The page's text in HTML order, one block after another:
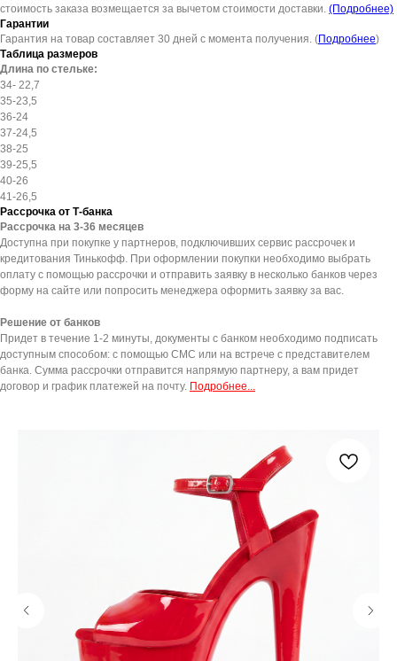
Нажимая на кнопку, вы даете согласие на обработку своих
персональных данных согласно 152-ФЗ.Подробнее
стоимость заказа возмещается за вычетом стоимости доставки. (Подробнее)
Гарантии
Гарантия на товар составляет 30 дней с момента получения. (Подробнее)
Таблица размеров
Длина по стельке:
34- 22,7
35-23,5
36-24
37-24,5
38-25
39-25,5
40-26
41-26,5
Рассрочка от Т-банка
Рассрочка на 3-36 месяцев
Доступна при покупке у партнеров, подключивших сервис рассрочек и
кредитования Тинькофф. При оформлении покупки необходимо выбрать
оплату с помощью рассрочки и отправить заявку в несколько банков через
форму на сайте или попросить менеджера оформить заявку за вас.
Решение от банков
Придет в течение 1-2 минуты, документы с банком необходимо подписать
доступным способом: с помощью СМС или на встрече с представителем
банка. Сумма рассрочки отправится напрямую партнеру, а вам придет
договор и график платежей на почту. Подробнее...